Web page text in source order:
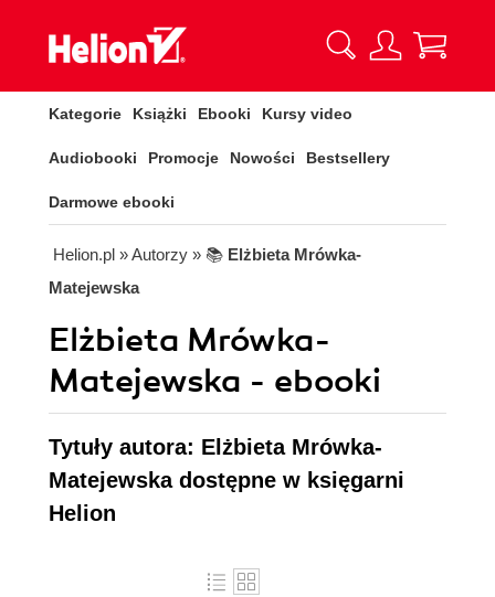
Kategorie Książki Ebooki Kursy video
Audiobooki Promocje Nowości Bestsellery
Darmowe ebooki
Helion.pl » Autorzy » 📚 Elżbieta Mrówka-
Matejewska
Elżbieta Mrówka-
Matejewska - ebooki
Tytuły autora: Elżbieta Mrówka-
Matejewska dostępne w księgarni
Helion